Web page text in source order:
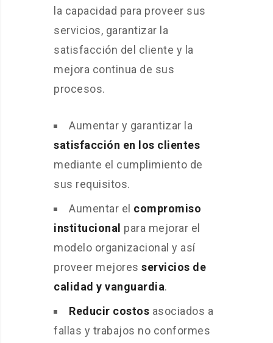
la capacidad para proveer sus
servicios, garantizar la
satisfacción del cliente y la
mejora continua de sus
procesos.
Aumentar y garantizar la
satisfacción en los clientes
mediante el cumplimiento de
sus requisitos.
Aumentar el compromiso
institucional para mejorar el
modelo organizacional y así
proveer mejores servicios de
calidad y vanguardia.
Reducir costos asociados a
fallas y trabajos no conformes